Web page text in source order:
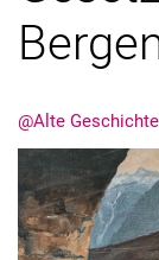
@Alte Geschichte